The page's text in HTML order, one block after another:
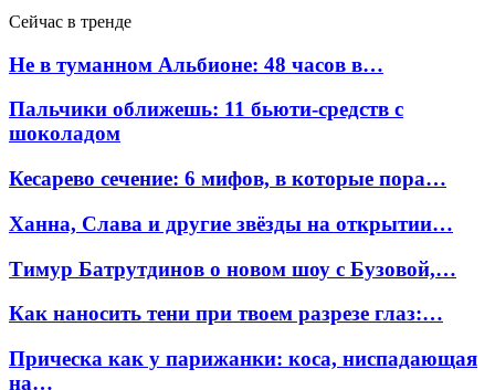
Сейчас в тренде
Не в туманном Альбионе: 48 часов в…
Пальчики оближешь: 11 бьюти-средств с
шоколадом
Кесарево сечение: 6 мифов, в которые пора…
Ханна, Слава и другие звёзды на открытии…
Тимур Батрутдинов о новом шоу с Бузовой,…
Как наносить тени при твоем разрезе глаз:…
Прическа как у парижанки: коса, ниспадающая
на…